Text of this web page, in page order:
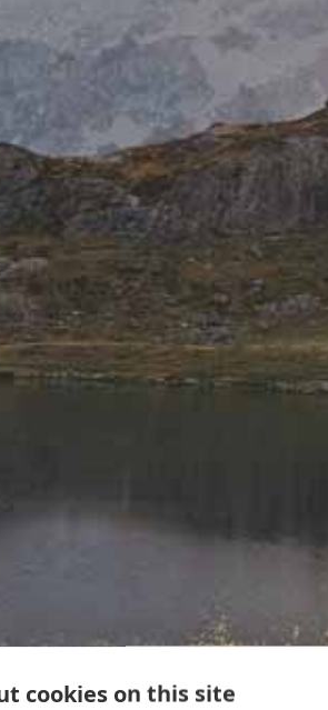
cookies on this site